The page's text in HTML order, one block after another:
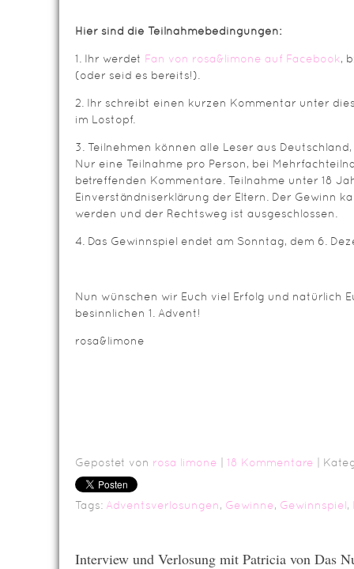
Hier sind die Teilnahmebedingungen:
1. Ihr werdet Fan von rosa&limone auf Facebook,
(oder seid es bereits!).
2. Ihr schreibt einen kurzen Kommentar unter
im Lostopf.
3. Teilnehmen können alle Leser aus
Nur eine Teilnahme pro Person, bei
betreffenden Kommentare. Teilnahme unter 18
Einverständniserklärung der Eltern. Der Gewinn
werden und der Rechtsweg ist ausgeschlossen.
4. Das Gewinnspiel endet am Sonntag, dem 6.
Nun wünschen wir Euch viel Erfolg und natürlich
besinnlichen 1. Advent!
rosa&limone
Gepostet von rosa limone 18 Kommentare |
Tags: Adventsverlosungen, Gewinne, Gewinnspiel,
Interview und Verlosung mit Patricia von Das